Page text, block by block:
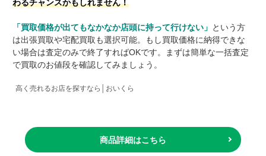
わるチャンスかもしれません！
「買取価格が出てもなかなか店頭に持って行けない」 という方
は出張買取や宅配買取も選択可能。もし買取価格に納得できな
い場合は査定のみで終了すればOKです。まずは簡単な一括査定
で買取のお値段を確認してみましょう。
高く売れるお店を探すなら│おいくら
商品詳細はこちら